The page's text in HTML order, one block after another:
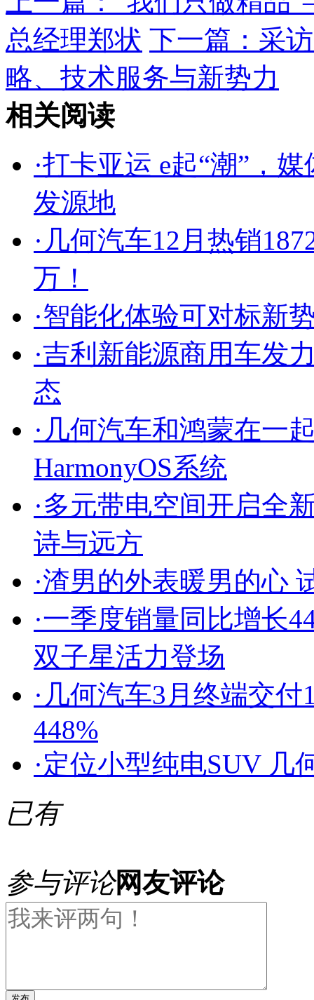
总经理郑状 下一篇： 采
略、技术服务与新势力
相关阅读
·打卡亚运 e起“潮”，
发源地
· 几何汽车12月热销
万！
·智能化体验可对标新
·吉利新能源商用车发
态
· 几何汽车和鸿蒙在一
HarmonyOS系统
·多元带电空间开启全
诗与远方
·渣男的外表暖男的心
·一季度销量同比增长
双子星活力登场
· 几何汽车3月终端交
448%
·定位小型纯电SUV 几
已有
参与评论网友评论